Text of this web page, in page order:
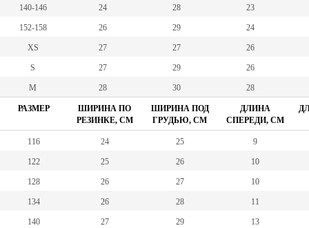
140-146 24 28 23
152-158 26 29 24
XS 27 27 26
S 27 29 26
M 28 30 28
РАЗМЕР
ШИРИНА ПО
РЕЗИНКЕ, СМ
ШИРИНА ПОД
ГРУДЬЮ, СМ
ДЛИНА
СПЕРЕДИ, СМ
116 24 25 9
122 25 26 10
128 26 27 10
134 26 28 11
140 27 29 13